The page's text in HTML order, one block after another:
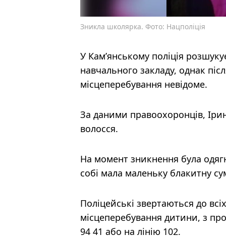
Зникла школярка. Фото: Нацполіція
У Кам’янському поліція
навчального закладу, однак
місцеперебування невідоме.
За даними правоохоронців,
волосся.
На момент зникнення була
собі мала маленьку блакитну
Поліцейські звертаються до
місцеперебування дитини, з
94 41 або на лінію 102.